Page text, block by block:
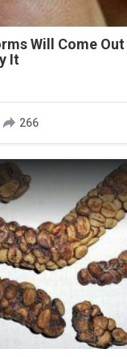
Will Come Out
It
266